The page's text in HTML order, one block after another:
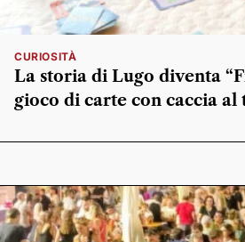
CURIOSITÀ
La storia di Lugo diventa
gioco di carte con caccia al